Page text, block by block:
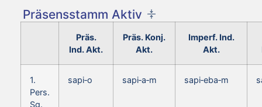
Präsensstamm Aktiv
Präs.
Ind. Akt.
Präs. Konj.
Akt.
Imperf. Ind.
Akt.
1.
Pers.
Sg.
sapi‑o sapi‑a‑m sapi‑eba‑m